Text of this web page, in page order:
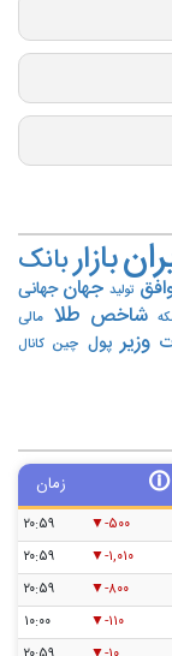
بازاربانک
تولید جهان جهانی
شاخص طلا مالی
وزیر پول چین کانال
زمان
-۵۰۰
۲۰:۵۹
-۱,۰۱۰
۲۰:۵۹
-۸۰۰
۲۰:۵۹
-۱۱۰
۱۰:۰۰